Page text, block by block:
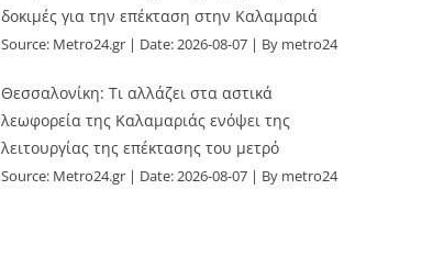
δοκιμές για την επέκταση στην Καλαμαριά
Source: Metro24.gr Date: 2026-08-07 By metro24
Θεσσαλονίκη: Τι αλλάζει στα αστικά
λεωφορεία της Καλαμαριάς ενόψει της
λειτουργίας της επέκτασης του μετρό
Source: Metro24.gr Date: 2026-08-07 By metro24